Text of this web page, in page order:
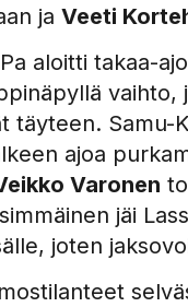
ja Veeti
aloitti takaa-
täyteen. Samu-
ajoa
Varonen
jäi
joten